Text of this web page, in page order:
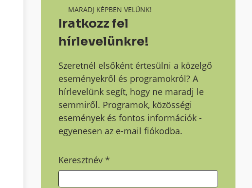
MARADJ KÉPBEN VELÜNK!
Iratkozz fel
hírlevelünkre!
Szeretnél elsőként értesülni a közelgő
eseményekről és programokról? A
hírlevelünk segít, hogy ne maradj le
semmiről. Programok, közösségi
események és fontos információk -
egyenesen az e-mail fiókodba.
Keresztnév*